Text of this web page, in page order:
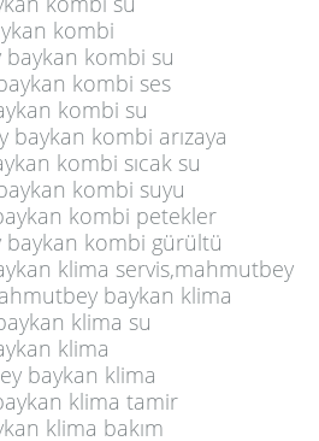
kombi
baykan kombi su
kombi ses
kombi su
baykan kombi arızaya
kombi sıcak su
kombi suyu
kombi petekler
baykan kombi gürültü
klima servis,mahmutbey
baykan klima
klima su
klima
baykan klima
klima tamir
klima bakım